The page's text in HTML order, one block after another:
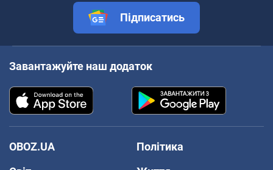
Підписатись
Завантажуйте наш додаток
OBOZ.UA
Політика